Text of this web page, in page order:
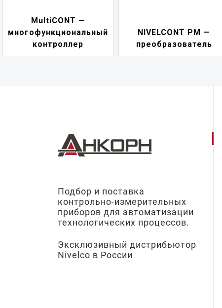
NIVELCONT PM —
преобразователь
многофункциональный
переключатель
Подбор и поставка
контрольно-измерительных
приборов для автоматизации
технологических процессов.
Эксклюзивный дистрибьютор
Nivelco в России